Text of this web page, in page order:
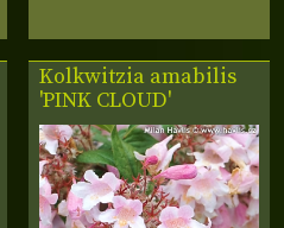
Kolkwitzia amabilis
'PINK CLOUD'